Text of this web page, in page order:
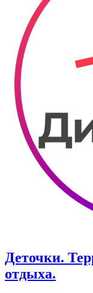
Деточки.
отдыха.